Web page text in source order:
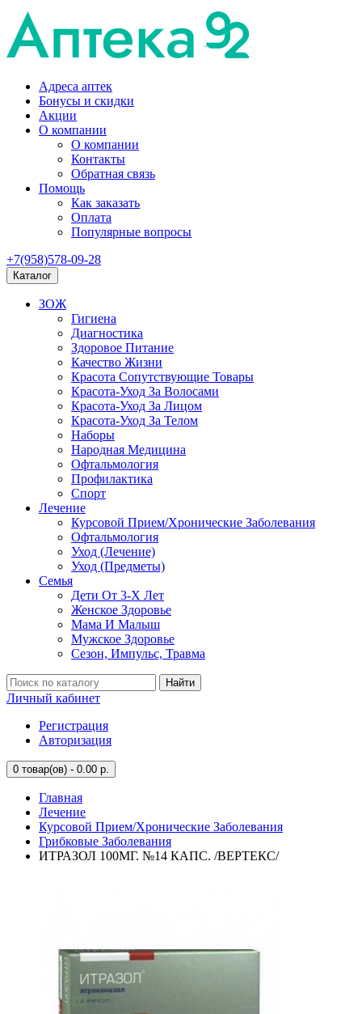
Адреса аптек
Бонусы и скидки
Акции
О компании
О компании
Контакты
Обратная связь
Помощь
Как заказать
Оплата
Популярные вопросы
+7(958)578-09-28
Каталог
ЗОЖ
Гигиена
Диагностика
Здоровое Питание
Качество Жизни
Красота Сопутствующие Товары
Красота-Уход За Волосами
Красота-Уход За Лицом
Красота-Уход За Телом
Наборы
Народная Медицина
Офтальмология
Профилактика
Спорт
Лечение
Курсовой Прием/Хронические Заболевания
Офтальмология
Уход (Лечение)
Уход (Предметы)
Семья
Дети От 3-Х Лет
Женское Здоровье
Мама И Малыш
Мужское Здоровье
Сезон, Импульс, Травма
Найти
Личный кабинет
Регистрация
Авторизация
0 товар(ов) - 0.00 р.
Главная
Лечение
Курсовой Прием/Хронические Заболевания
Грибковые Заболевания
ИТРАЗОЛ 100МГ. №14 КАПС. /ВЕРТЕКС/